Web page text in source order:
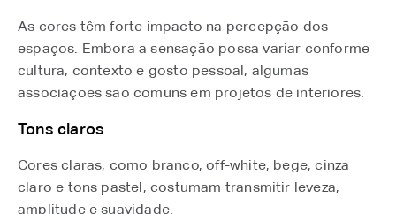
As cores têm forte impacto na percepção dos
espaços. Embora a sensação possa variar conforme
cultura, contexto e gosto pessoal, algumas
associações são comuns em projetos de interiores.
Tons claros
Cores claras, como branco, off-white, bege, cinza
claro e tons pastel, costumam transmitir leveza,
amplitude e suavidade.